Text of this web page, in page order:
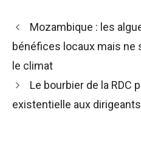
Navigation
des
articles
Mozambique : les
bénéfices locaux mais ne
le climat
Le bourbier de la RDC
existentielle aux